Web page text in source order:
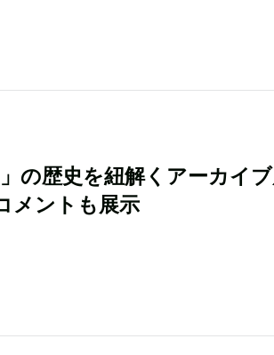
の歴史を紐解くアーカイ
メントも展示